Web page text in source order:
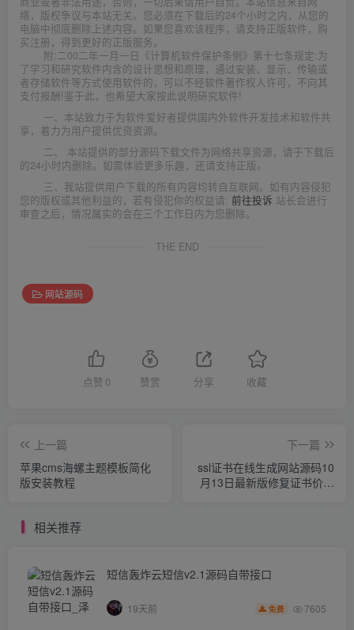
络，版权争议与本站无关。您必须在下载后的24个小时之内，从您的
电脑中彻底删除上述内容。如果您喜欢该程序，请支持正版软件，购
买注册，得到更好的正版服务。
附:二00二年一月一日《计算机软件保护条例》第十七条规定:为
了学习和研究软件内含的设计思想和原理，通过安装、显示、传输或
者存储软件等方式使用软件的，可以不经软件著作权人许可，不向其
支付报酬!鉴于此，也希望大家按此说明研究软件!
一、本站致力于为软件爱好者提供国内外软件开发技术和软件共
享，着力为用户提供优资资源。
二、 本站提供的部分源码下载文件为网络共享资源，请于下载后
的24小时内删除。如需体验更多乐趣，还请支持正版。
三、我站提供用户下载的所有内容均转自互联网。如有内容侵犯
您的版权或其他利益的，若有侵犯你的权益请: 前往投诉 站长会进行
审查之后，情况属实的会在三个工作日内为您删除。
THE END
网站源码
点赞 0 赞赏 分享 收藏
上一篇
苹果cms海螺主题模板简化
版安装教程
下一篇
ssl证书在线生成网站源码10
月13日最新版修复证书价格
相关推荐
短信轰炸云短信v2.1源码自带接口
19天前 免费 7605